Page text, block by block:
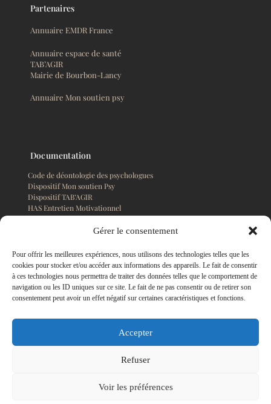
Gérer le consentement
Pour offrir les meilleures expériences, nous utilisons des technologies telles que les
cookies pour stocker et/ou accéder aux informations des appareils. Le fait de consentir
à ces technologies nous permettra de traiter des données telles que le comportement de
navigation ou les ID uniques sur ce site. Le fait de ne pas consentir ou de retirer son
consentement peut avoir un effet négatif sur certaines caractéristiques et fonctions.
Accepter
Refuser
Voir les préférences
Partenaires
Annuaire EMDR France
Annuaire espace de santé
TAB’AGIR
Mairie de Bourbon-Lancy
Annuaire Mon soutien psy
Documentation
Code de déontologie des psychologues
Dispositif Mon soutien Psy
Dispositif TAB’AGIR
HAS Entretien Motivationnel
Plaquette EMDR France
Presse
Ville de Bourbon Lancy, 06/2026
Echo du Bérry, 22/09/2024
La Renaissance Hebdo du 18/08/2024
Bourbon-Lancy Magazine (P. 7-8)
Groupe des aidants JSL
Prévention routière la Montagne